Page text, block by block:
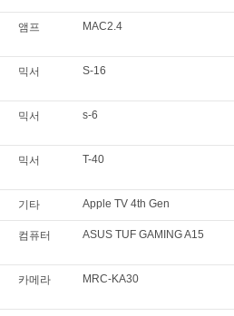
앰프 MAC2.4
믹서 S-16
믹서 s-6
믹서 T-40
기타 Apple TV 4th Gen
컴퓨터 ASUS TUF GAMING A15
카메라 MRC-KA30